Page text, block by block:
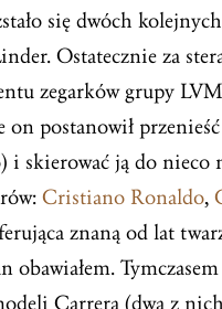
się dwóch
Ostatecznie za
zegarków grupy
on postanowił
i skierować ją do nieco
Cristiano Ronaldo,
znaną od lat
obawiałem.
Carrera (dwa z